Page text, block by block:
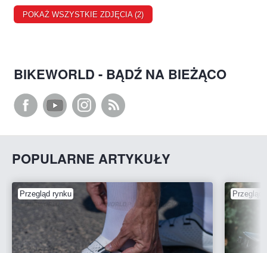
POKAŻ WSZYSTKIE ZDJĘCIA (2)
BIKEWORLD - BĄDŹ NA BIEŻĄCO
POPULARNE ARTYKUŁY
Przegląd rynku Przegląd